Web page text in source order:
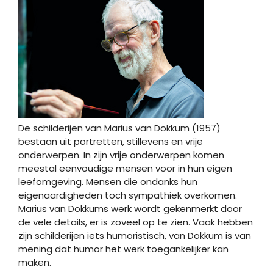
De schilderijen van Marius van Dokkum (1957)
bestaan uit portretten, stillevens en vrije
onderwerpen. In zijn vrije onderwerpen komen
meestal eenvoudige mensen voor in hun eigen
leefomgeving. Mensen die ondanks hun
eigenaardigheden toch sympathiek overkomen.
Marius van Dokkums werk wordt gekenmerkt door
de vele details, er is zoveel op te zien. Vaak hebben
zijn schilderijen iets humoristisch, van Dokkum is van
mening dat humor het werk toegankelijker kan
maken.